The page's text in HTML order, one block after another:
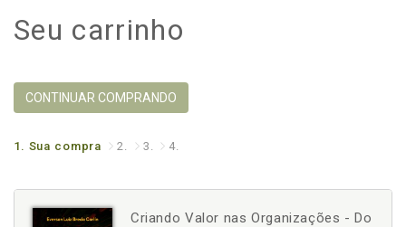
Seu carrinho
CONTINUAR COMPRANDO
1. Sua compra 2. 3. 4.
Criando Valor nas Organizações - Do